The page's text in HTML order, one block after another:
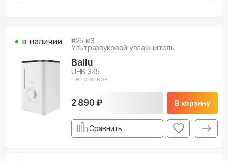
#25 м3
Ультразвуковой увлажнитель
Ballu
UHB 345
Нет отзывов
2 890 ₽ В корзину
в наличии
Сравнить